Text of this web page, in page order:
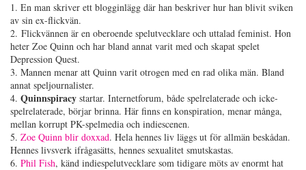
1. En man skriver ett blogginlägg där han beskriver hur han blivit sviken
av sin ex-flickvän.
2. Flickvännen är en oberoende spelutvecklare och uttalad feminist. Hon
heter Zoe Quinn och har bland annat varit med och skapat spelet
Depression Quest.
3. Mannen menar att Quinn varit otrogen med en rad olika män. Bland
annat speljournalister.
4. Quinnspiracy startar. Internetforum, både spelrelaterade och icke-
spelrelaterade, börjar brinna. Här finns en konspiration, menar många,
mellan korrupt PK-spelmedia och indiescenen.
5. Zoe Quinn blir doxxad. Hela hennes liv läggs ut för allmän beskådan.
Hennes livsverk ifrågasätts, hennes sexualitet smutskastas.
6. Phil Fish, känd indiespelutvecklare som tidigare möts av enormt hat